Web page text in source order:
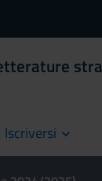
Iscriversi